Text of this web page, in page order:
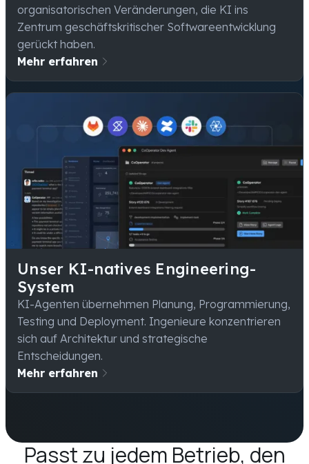
organisatorischen Veränderungen, die KI ins
Zentrum geschäftskritischer Softwareentwicklung
gerückt haben.
Mehr erfahren
Unser KI-natives Engineering-
System
KI-Agenten übernehmen Planung, Programmierung,
Testing und Deployment. Ingenieure konzentrieren
sich auf Architektur und strategische
Entscheidungen.
Mehr erfahren
Passt zu jedem Betrieb, den